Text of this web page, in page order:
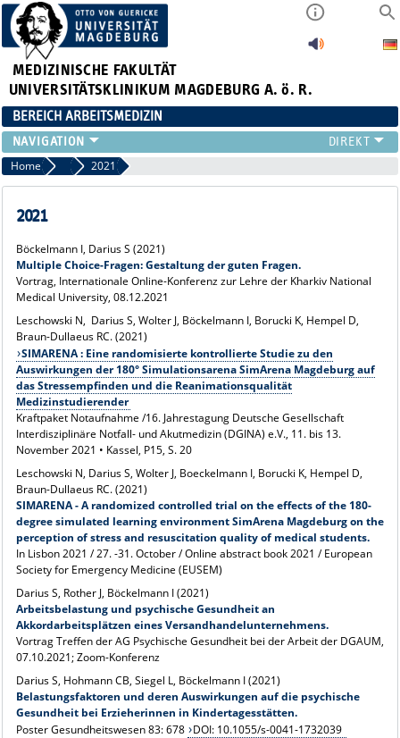
MEDIZINISCHE FAKULTÄT
UNIVERSITÄTSKLINIKUM MAGDEBURG A. ö. R.
BEREICH ARBEITSMEDIZIN
INSTITUT
TEAM
ARBEITSGRUPPEN
LEHRE
FORSCHUNG
PUBLIKATIONEN
AKTUELLES
Home Vorträge und Poster
2021
2021
Böckelmann I, Darius S (2021)
Multiple Choice-Fragen: Gestaltung der guten Fragen.
Vortrag, Internationale Online-Konferenz zur Lehre der Kharkiv National
Medical University, 08.12.2021
Leschowski N, Darius S, Wolter J, Böckelmann I, Borucki K, Hempel D,
Braun-Dullaeus RC. (2021)
SIMARENA : Eine randomisierte kontrollierte Studie zu den
Auswirkungen der 180° Simulationsarena SimArena Magdeburg auf
das Stressempfinden und die Reanimationsqualität
Medizinstudierender
Kraftpaket Notaufnahme /16. Jahrestagung Deutsche Gesellschaft
Interdisziplinäre Notfall- und Akutmedizin (DGINA) e.V., 11. bis 13.
November 2021 • Kassel, P15, S. 20
Leschowski N, Darius S, Wolter J, Boeckelmann I, Borucki K, Hempel D,
Braun-Dullaeus RC. (2021)
SIMARENA - A randomized controlled trial on the effects of the 180-
degree simulated learning environment SimArena Magdeburg on the
perception of stress and resuscitation quality of medical students.
In Lisbon 2021 / 27. -31. October / Online abstract book 2021 / European
Society for Emergency Medicine (EUSEM)
Darius S, Rother J, Böckelmann I (2021)
Arbeitsbelastung und psychische Gesundheit an
Akkordarbeitsplätzen eines Versandhandelunternehmens.
Vortrag Treffen der AG Psychische Gesundheit bei der Arbeit der DGAUM,
07.10.2021; Zoom-Konferenz
Darius S, Hohmann CB, Siegel L, Böckelmann I (2021)
Belastungsfaktoren und deren Auswirkungen auf die psychische
Gesundheit bei Erzieherinnen in Kindertagesstätten.
Poster Gesundheitswesen 83: 678 DOI: 10.1055/s-0041-1732039